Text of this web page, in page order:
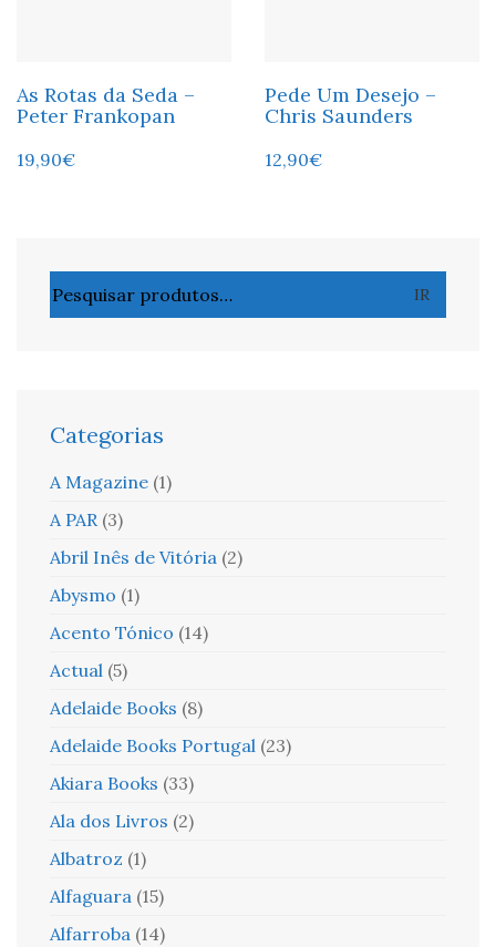
As Rotas da Seda –
Peter Frankopan
19,90€
Pede Um Desejo –
Chris Saunders
12,90€
por:
IR
Categorias
A Magazine (1)
A PAR (3)
Abril Inês de Vitória (2)
Abysmo (1)
Acento Tónico (14)
Actual (5)
Adelaide Books (8)
Adelaide Books Portugal (23)
Akiara Books (33)
Ala dos Livros (2)
Albatroz (1)
Alfaguara (15)
Alfarroba (14)